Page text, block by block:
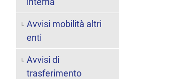
Avvisi mobilità altri
enti
Avvisi di
trasferimento